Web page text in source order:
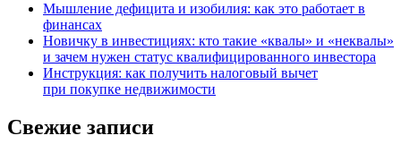
Мышление дефицита и изобилия: как это работает в
финансах
Новичку в инвестициях: кто такие «квалы» и «неквалы»
и зачем нужен статус квалифицированного инвестора
Инструкция: как получить налоговый вычет
при покупке недвижимости
Свежие записи